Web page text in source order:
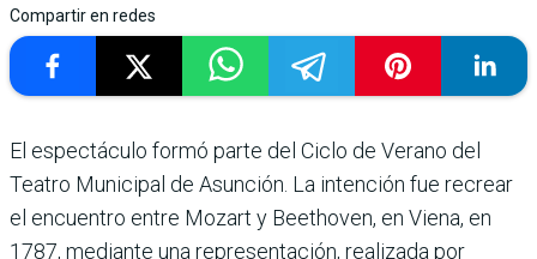
Compartir en redes
El espectáculo formó parte del Ciclo de Verano del
Teatro Municipal de Asunción. La intención fue recrear
el encuentro entre Mozart y Beethoven, en Viena, en
1787, mediante una representación, realizada por